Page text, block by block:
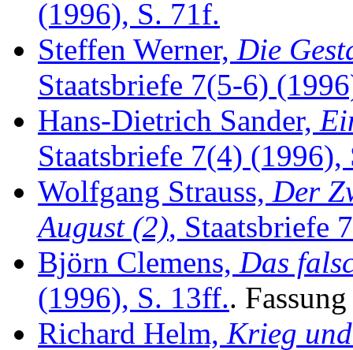
(1996), S. 71f.
Steffen Werner, Die
Staatsbriefe 7(5-6)
Hans-Dietrich Sander,
Staatsbriefe 7(4) (1996),
Wolfgang Strauss, Der
August (2), Staatsbriefe
Björn Clemens, Das
(1996), S. 13ff..
Richard Helm, Krieg